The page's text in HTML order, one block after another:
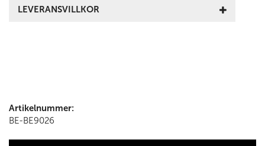
LEVERANSVILLKOR
Artikelnummer:
BE-BE9026